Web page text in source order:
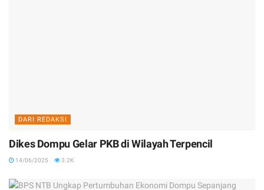
DARI REDAKSI
Dikes Dompu Gelar PKB di Wilayah Terpencil
14/06/2025 3.2K